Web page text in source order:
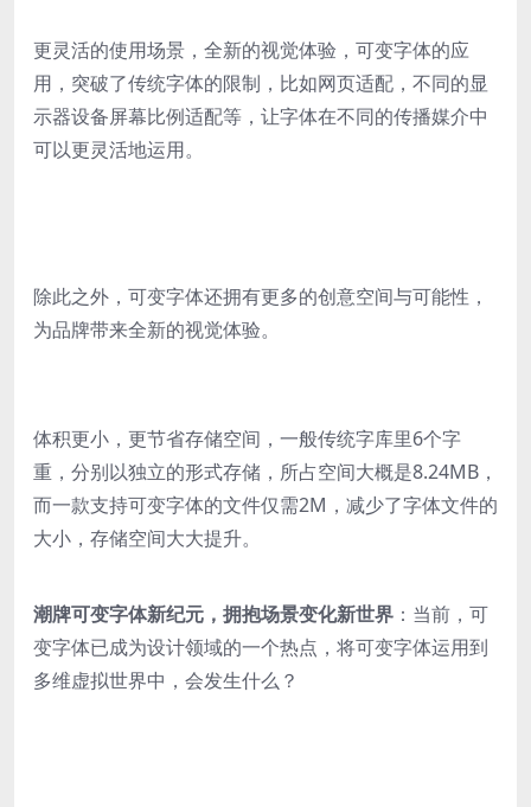
更灵活的使用场景，全新的视觉体验，可变字体的应
用，突破了传统字体的限制，比如网页适配，不同的显
示器设备屏幕比例适配等，让字体在不同的传播媒介中
可以更灵活地运用。
除此之外，可变字体还拥有更多的创意空间与可能性，
为品牌带来全新的视觉体验。
体积更小，更节省存储空间，一般传统字库里6个字
重，分别以独立的形式存储，所占空间大概是8.24MB，
而一款支持可变字体的文件仅需2M，减少了字体文件的
大小，存储空间大大提升。
潮牌可变字体新纪元，拥抱场景变化新世界 ：当前，可
变字体已成为设计领域的一个热点，将可变字体运用到
多维虚拟世界中，会发生什么？